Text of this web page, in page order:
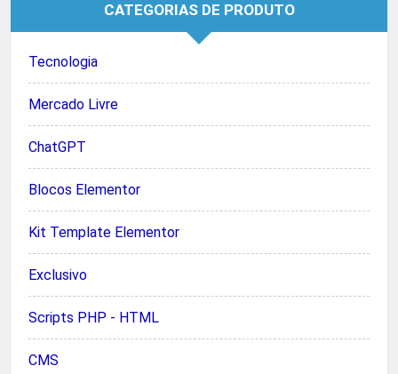
CATEGORIAS DE PRODUTO
Tecnologia
Mercado Livre
ChatGPT
Blocos Elementor
Kit Template Elementor
Exclusivo
Scripts PHP - HTML
CMS